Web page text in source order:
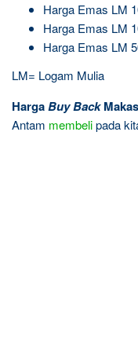
Harga Emas LM
Harga Emas LM
Harga Emas LM
LM= Logam Mulia
HargaBuy Back
Antam membelipada